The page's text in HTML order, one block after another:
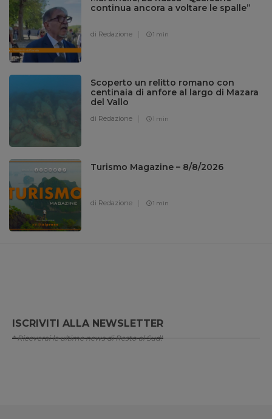
continua ancora a voltare le spalle”
di Redazione 1 min
Scoperto un relitto romano con
centinaia di anfore al largo di Mazara
del Vallo
di Redazione 1 min
Turismo Magazine – 8/8/2026
di Redazione 1 min
ISCRIVITI ALLA NEWSLETTER
* Riceverai le ultime news di Resto al Sud!